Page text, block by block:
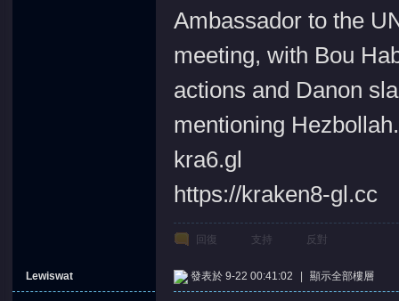
Ambassador to the
meeting, with Bou
actions and Danon
mentioning Hezbollah.
kra6.gl
https://kraken8-gl.cc
回復 支持 反對
Lewiswat 發表於 9-22 00:41:02 顯示全部樓層